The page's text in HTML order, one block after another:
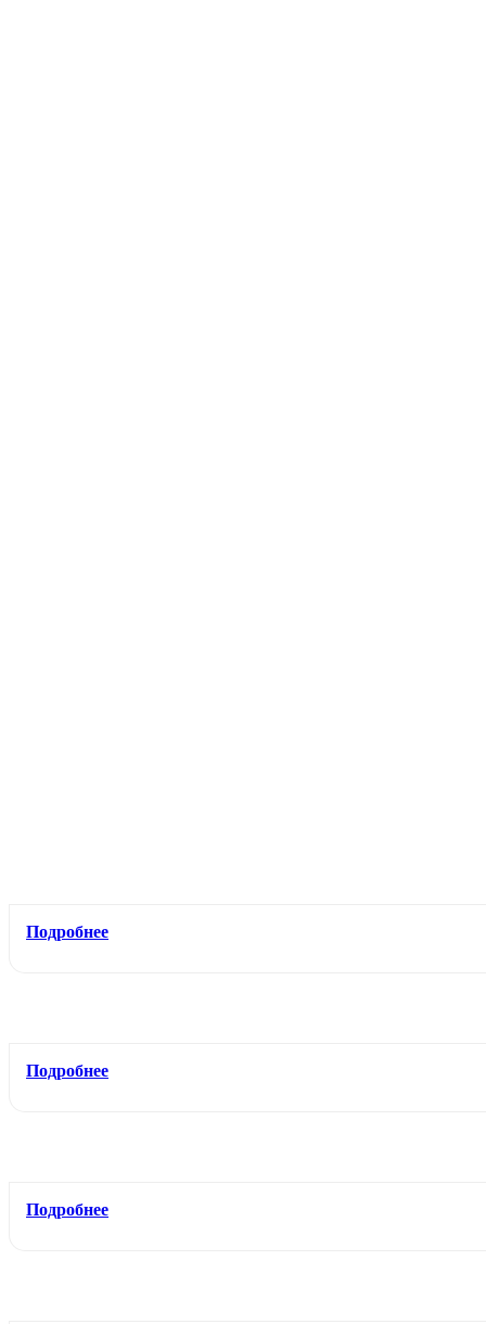
Подробнее
Подробнее
Подробнее